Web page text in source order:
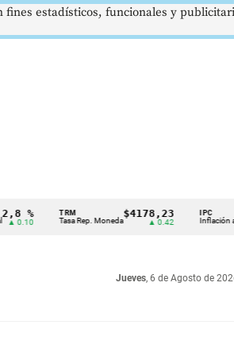
TRM
Tasa Rep. Moneda
$4178,23
▲ 0.42
IPC
Inflación anual
Jueves, 6 de Agosto de
estadísticos, funcionales y